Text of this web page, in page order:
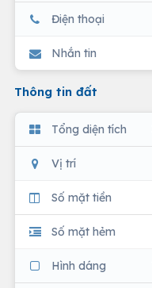
Điện thoại
Nhắn tin
Thông tin đất
Tổng diện tích
Vị trí
Số mặt tiền
Số mặt hẻm
Hình dáng